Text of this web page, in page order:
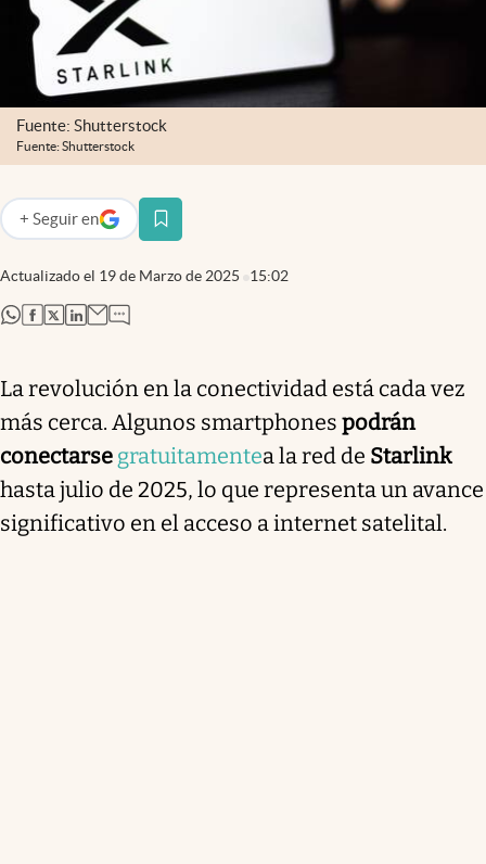
Fuente: Shutterstock
Fuente: Shutterstock
Actualizado el 19 de Marzo de 2025 15:02
+ Seguir en
abre en nueva pestaña
abre en nueva pestaña
abre en nueva pestaña
abre en nueva pestaña
abre en nueva pestaña
La revolución en la conectividad está cada vez
más cerca. Algunos smartphones podrán
conectarse gratuitamentea la red de Starlink
hasta julio de 2025, lo que representa un avance
significativo en el acceso a internet satelital.